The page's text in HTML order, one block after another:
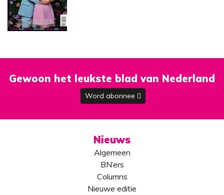
Gewoon het leukste blad van Nederland
Word abonnee
Nieuws
Algemeen
BN’ers
Columns
Nieuwe editie